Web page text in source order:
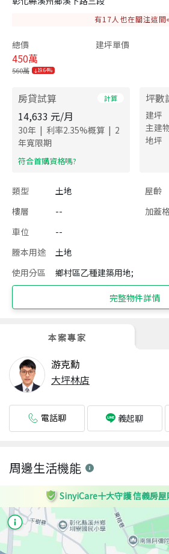
有17人也在關注這間
總價
450萬
560萬 19.64%
建坪單價
房貸試算 計算
14,633 元/月
30年 | 利率2.35%概算 | 2
年寬限期
​符合首購資格嗎?
坪數
建坪
主建
地坪
類型 土地 屋齡
樓層
-- 加蓋
車位
--
謄本用途
土地
使用分區
鄉村區乙種建築用地;
完整物件詳情
本案專家
游克勳
大坪林店
電話聊 義起聊
周邊生活機能
SinyiCare十大守護 信義房